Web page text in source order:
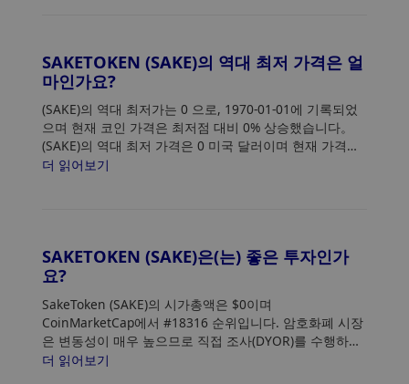
SAKETOKEN (SAKE)의 역대 최저 가격은 얼
마인가요?
(SAKE)의 역대 최저가는 0 으로, 1970-01-01에 기록되었
으며 현재 코인 가격은 최저점 대비 0% 상승했습니다。
(SAKE)의 역대 최저 가격은 0 미국 달러이며 현재 가격은
최저점 대비 0% 상승했습니다.
더 읽어보기
SAKETOKEN (SAKE)은(는) 좋은 투자인가
요?
SakeToken (SAKE)의 시가총액은 $0이며
CoinMarketCap에서 #18316 순위입니다. 암호화폐 시장
은 변동성이 매우 높으므로 직접 조사(DYOR)를 수행하고
위험 허용 범위를 평가하십시오. 또한 SakeToken(SAKE)
더 읽어보기